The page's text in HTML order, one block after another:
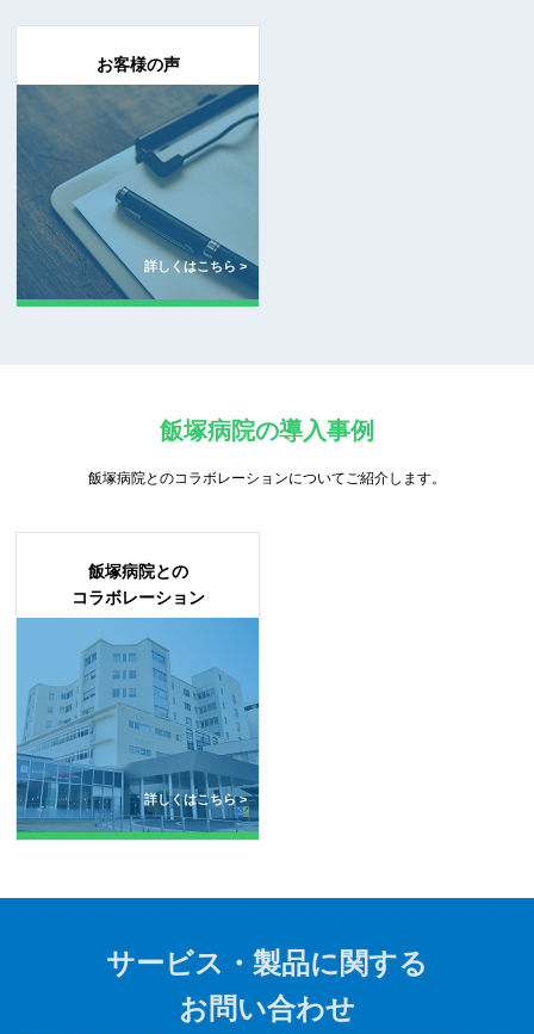
お客様の声
詳しくはこちら >
飯塚病院の導入事例
飯塚病院とのコラボレーションについてご紹介します。
飯塚病院との
コラボレーション
詳しくはこちら >
サービス・製品に関する
お問い合わせ